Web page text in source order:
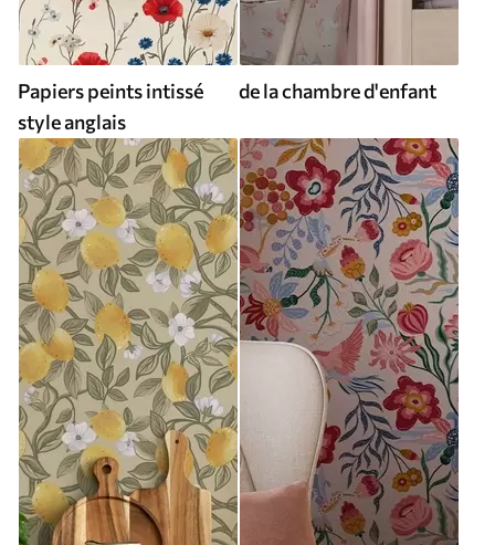
Papiers peints intissé
style anglais
de la chambre d'enfant